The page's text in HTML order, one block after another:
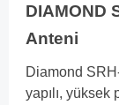
DIAMOND
Anteni
Diamond
yapılı, yüksek